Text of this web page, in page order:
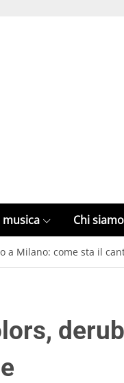
Chi siamo
a Milano: come sta il